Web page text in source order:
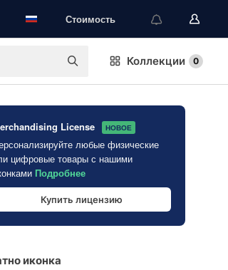
Стоимость
Коллекции 0
License НОВОЕ
любые физические
цифровые товары с нашими
Подробнее
Купить лицензию
иконка